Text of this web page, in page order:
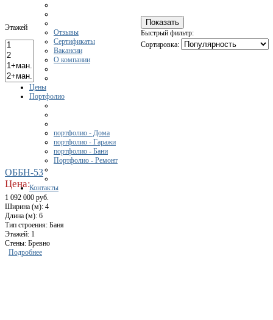
Отзывы
Сертификаты
Вакансии
О компании
Цены
Портфолио
портфолио - Дома
портфолио - Гаражи
портфолио - Бани
Портфолио - Ремонт
Контакты
Этажей
Быстрый фильтр:
Сортировка:
ОББН-53
Цена:
1 092 000 руб.
Ширина (м): 4
Длина (м): 6
Тип строения: Баня
Этажей: 1
Стены: Бревно
Подробнее